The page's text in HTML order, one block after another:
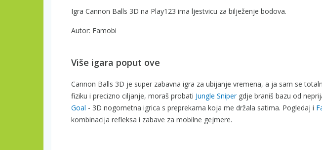
Igra Cannon Balls 3D na Play123 ima ljestvicu za bilježenje bodova.
Autor: Famobi
Više igara poput ove
Cannon Balls 3D je super zabavna igra za ubijanje vremena, a ja sam se
fiziku i precizno ciljanje, moraš probati Jungle Snipergdje braniš bazu od
Goal - 3D nogometna igrica s preprekama koja me držala satima. Pogledaj i
kombinacija refleksa i zabave za mobilne gejmere.